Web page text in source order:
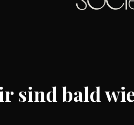
sind bald